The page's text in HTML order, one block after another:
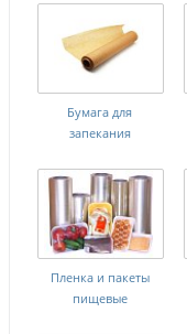
Бумага для
запекания
Пленка и пакеты
пищевые